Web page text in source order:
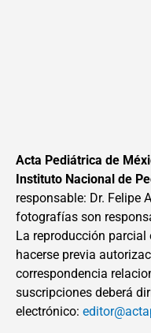
Acta Pediátrica de
Instituto Nacional de
responsable: Dr. Felipe
fotografías son
La reproducción
hacerse previa
correspondencia
suscripciones deberá
electrónico: